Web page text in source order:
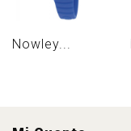
Nowley...